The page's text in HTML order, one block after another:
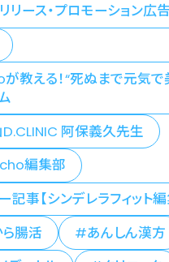
リース・プロモーション広
教える！“死ぬまで元気で
阿保義久先生
編集部
記事【シンデレラフィット編
腸活
あんしん漢方